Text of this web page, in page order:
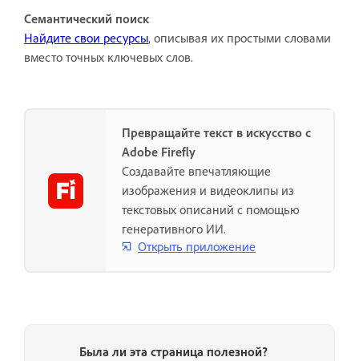
Семантический поиск
Найдите свои ресурсы, описывая их простыми словами
вместо точных ключевых слов.
Превращайте текст в искусство с
Adobe Firefly
Создавайте впечатляющие
изображения и видеоклипы из
текстовых описаний с помощью
генеративного ИИ.
Открыть приложение
Была ли эта страница полезной?